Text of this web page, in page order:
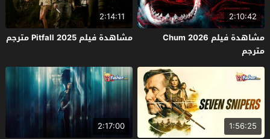
2:10:42
مشاهدة فيلم Chum 2026
مترجم
2:14:11
مشاهدة فيلم Pitfall 2025 مترجم
1:56:25
2:17:00